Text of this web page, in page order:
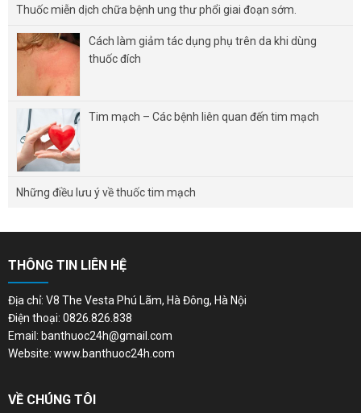
Thuốc miễn dịch chữa bệnh ung thư phổi giai đoạn sớm.
Cách làm giảm tác dụng phụ trên da khi dùng
thuốc đích
Tim mạch – Các bệnh liên quan đến tim mạch
Những điều lưu ý về thuốc tim mạch
THÔNG TIN LIÊN HỆ
Địa chỉ: V8 The Vesta Phú Lãm, Hà Đông, Hà Nội
Điện thoại: 0826.826.838
Email: banthuoc24h@gmail.com
Website: www.banthuoc24h.com
VỀ CHÚNG TÔI